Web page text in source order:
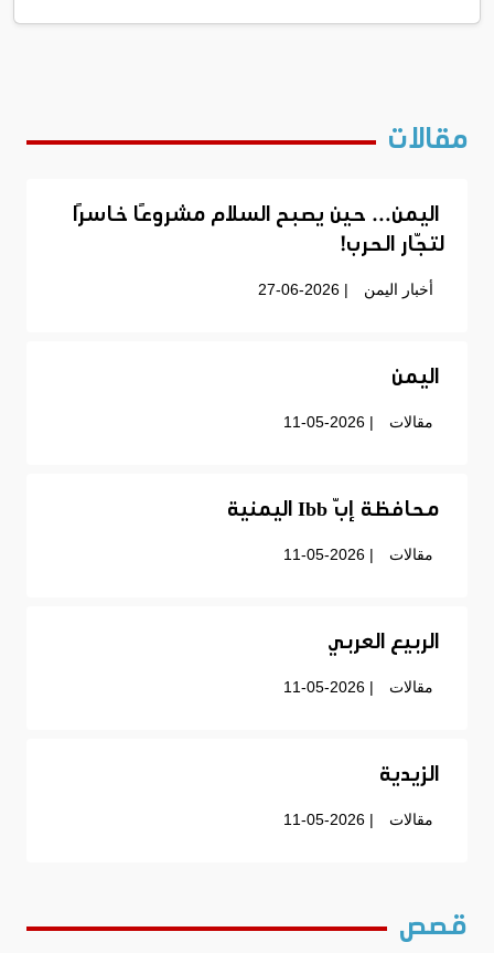
مقالات
اليمن… حين يصبح السلام مشروعًا خاسرًا
لتجّار الحرب!
أخبار اليمن | 27-06-2026
اليمن
مقالات | 11-05-2026
محافظة إبّ Ibb اليمنية
مقالات | 11-05-2026
الربيع العربي
مقالات | 11-05-2026
الزيدية
مقالات | 11-05-2026
قصص